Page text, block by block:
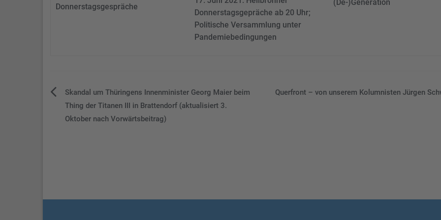
Donnerstagsgespräche
Donnerstagsgepräche ab 20 Uhr;
Politische Versammlung unter
Pandemiebedingungen
(De-)Generation
Beitragsnavigation
Skandal um Thüringens Innenminister Georg Maier beim
Thing der Titanen III in Brattendorf (aktualisiert 3.
Oktober nach Vorwärtsbeitrag)
Querfront – von unserem Kolumnisten Jürgen